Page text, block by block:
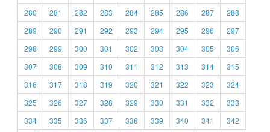
280
281 282 283 284 285 286 287
288
289
290 291 292 293 294 295 296
297
298
299 300 301 302 303 304 305
306
307
308 309 310 311 312 313 314
315
316
317 318 319 320 321 322 323
324
325
326 327 328 329 330 331 332
333
334
335 336 337 338 339 340 341 342